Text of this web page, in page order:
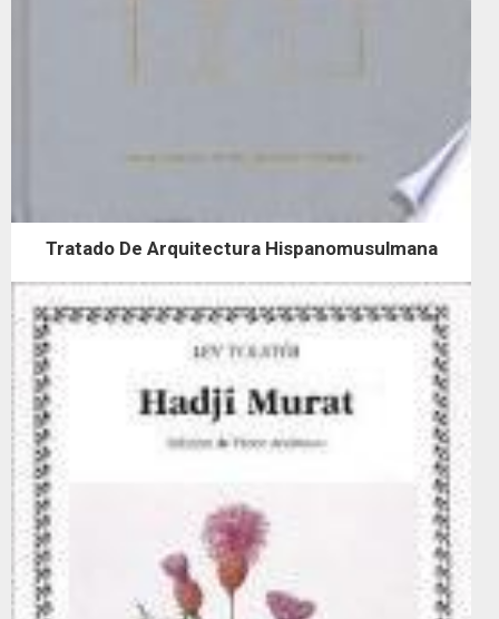
Tratado De Arquitectura Hispanomusulmana